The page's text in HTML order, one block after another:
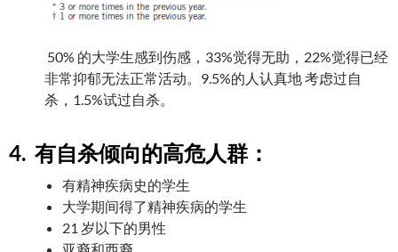
50% 的大学生感到伤感，33%觉得无助，22%觉得已经
非常抑郁无法正常活动。9.5%的人认真地 考虑过自
杀，1.5%试过自杀。
4. 有自杀倾向的高危人群：
有精神疾病史的学生
大学期间得了精神疾病的学生
21 岁以下的男性